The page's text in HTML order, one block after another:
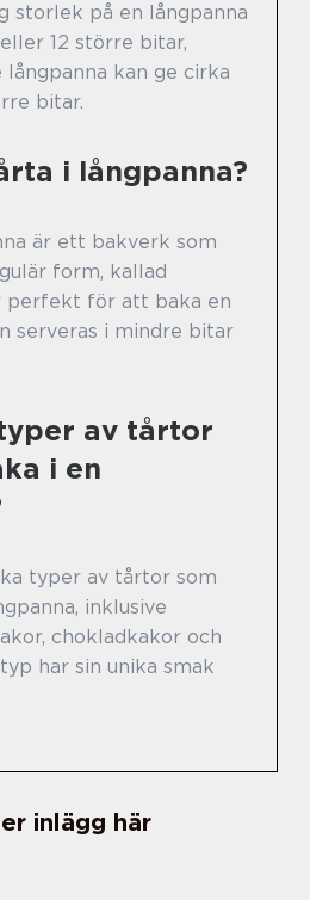
storlek på en långpanna
12 större bitar,
kan ge cirka
bitar.
i långpanna?
är ett bakverk som
form, kallad
perfekt för att baka en
serveras i mindre bitar
av tårtor
i en
typer av tårtor som
inklusive
chokladkakor och
har sin unika smak
inlägg här